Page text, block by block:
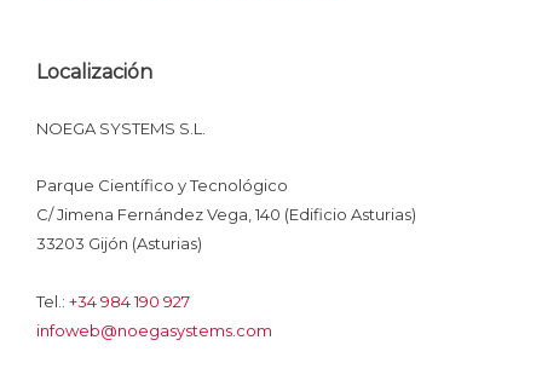
Localización
NOEGA SYSTEMS S.L.
Parque Científico y Tecnológico
C/ Jimena Fernández Vega, 140 (Edificio Asturias)
33203 Gijón (Asturias)
Tel.: +34 984 190 927
infoweb@noegasystems.com